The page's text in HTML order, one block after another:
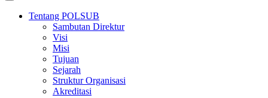
Tentang POLSUB
Sambutan Direktur
Visi
Misi
Tujuan
Sejarah
Struktur Organisasi
Akreditasi